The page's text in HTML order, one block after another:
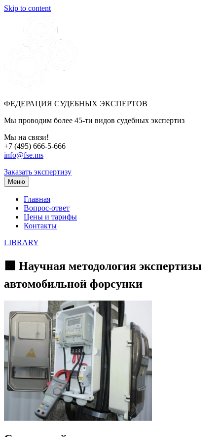
Skip to content
ФЕДЕРАЦИЯ СУДЕБНЫХ ЭКСПЕРТОВ
Мы проводим более 45-ти видов судебных экспертиз
Мы на связи!
+7 (495) 666-5-666
info@fse.ms
Заказать экспертизу
Меню
Главная
Вопрос-ответ
Цены и тарифы
Контакты
LIBRARY
🟩 Научная методология экспертизы
автомобильной форсунки